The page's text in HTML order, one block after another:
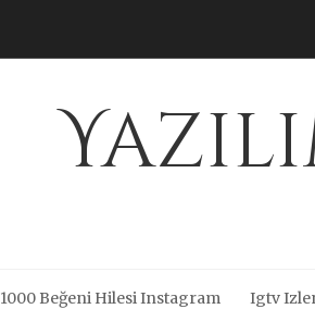
1000 Beğeni Hilesi Instagram Igtv